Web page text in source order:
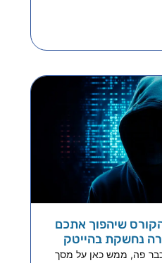
הקורס שיהפוך אתכם
נחשקת בהייטק
פה, ממש כאן על מסך